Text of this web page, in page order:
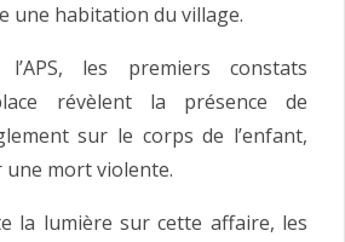
une habitation du village.
les premiers constats
révèlent la présence de
sur le corps de l’enfant,
mort violente.
la lumière sur cette affaire, les